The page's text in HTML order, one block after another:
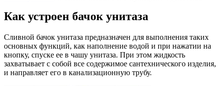
Как устроен бачок унитаза
Сливной бачок унитаза предназначен для выполнения таких
основных функций, как наполнение водой и при нажатии на
кнопку, спуске ее в чашу унитаза. При этом жидкость
захватывает с собой все содержимое сантехнического изделия,
и направляет его в канализационную трубу.